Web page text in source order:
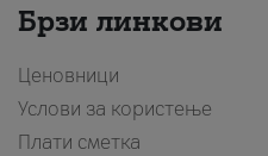
Брзи линкови
Ценовници
Услови за користење
Плати сметка